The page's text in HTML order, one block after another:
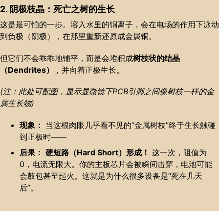
2. 阴极枝晶：死亡之树的生长
这是最可怕的一步。溶入水里的铜离子，会在电场的作用下泳动
到负极（阴极），在那里重新还原成金属铜。
但它们不会乖乖地铺平，而是会堆积成树枝状的结晶
（Dendrites）
，并向着正极生长。
(注：此处可配图，显示显微镜下PCB引脚之间像树枝一样的金
属生长物)
现象： 当这根肉眼几乎看不见的“金属树枝”终于生长触碰
到正极时——
后果： 硬短路（Hard Short）形成！ 这一次，阻值为
0，电流无限大。你的主板芯片会被瞬间击穿，电池可能
会鼓包甚至起火。这就是为什么很多设备是“死在几天
后”。